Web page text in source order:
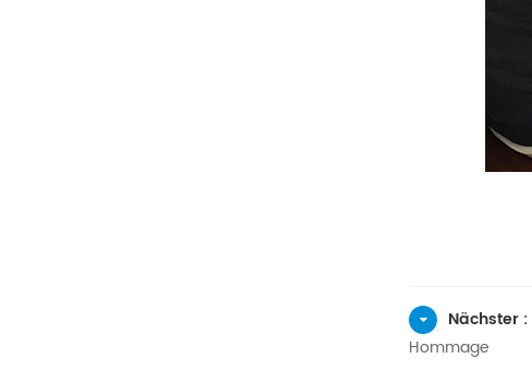
Nächster :
Hommage